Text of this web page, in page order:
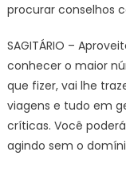
procurar conselhos
SAGITÁRIO –
conhecer o maior
que fizer, vai lhe
viagens e tudo em
críticas. Você
agindo sem o